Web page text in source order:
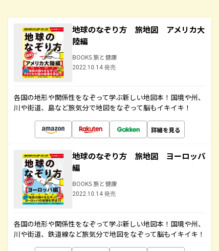
地球のなぞり方 旅地図 アメリカ大
陸編
BOOKS 旅と健康
2022.10.14 発売
各国の地形や関係性をなぞって学ぶ新しい地図本！国境や州、
川や街道、島など旅気分で地図をなぞって脳もイキイキ！
詳細を見る
地球のなぞり方 旅地図 ヨーロッパ
編
BOOKS 旅と健康
2022.10.14 発売
各国の地形や関係性をなぞって学ぶ新しい地図本！国境や州、
川や街道、鉄道線など旅気分で地図をなぞって脳もイキイキ！